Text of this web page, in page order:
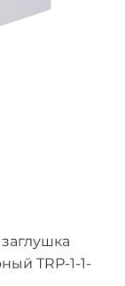
TRP-1-1-